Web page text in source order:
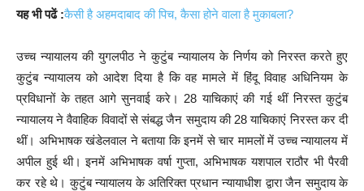
यह भी पढें :कैसी है अहमदाबाद की पिच, कैसा होने वाला है मुकाबला?
उच्च न्यायालय की युगलपीठ ने कुटुंब न्यायालय के निर्णय को निरस्त करते हुए
कुटुंब न्यायालय को आदेश दिया है कि वह मामले में हिंदू विवाह अधिनियम के
प्रविधानों के तहत आगे सुनवाई करे। 28 याचिकाएं की गई थीं निरस्त कुटुंब
न्यायालय ने वैवाहिक विवादों से संबद्ध जैन समुदाय की 28 याचिकाएं निरस्त कर दी
थीं। अभिभाषक खंडेलवाल ने बताया कि इनमें से चार मामलों में उच्च न्यायालय में
अपील हुई थी। इनमें अभिभाषक वर्षा गुप्ता, अभिभाषक यशपाल राठौर भी पैरवी
कर रहे थे। कुटुंब न्यायालय के अतिरिक्त प्रधान न्यायाधीश द्वारा जैन समुदाय के